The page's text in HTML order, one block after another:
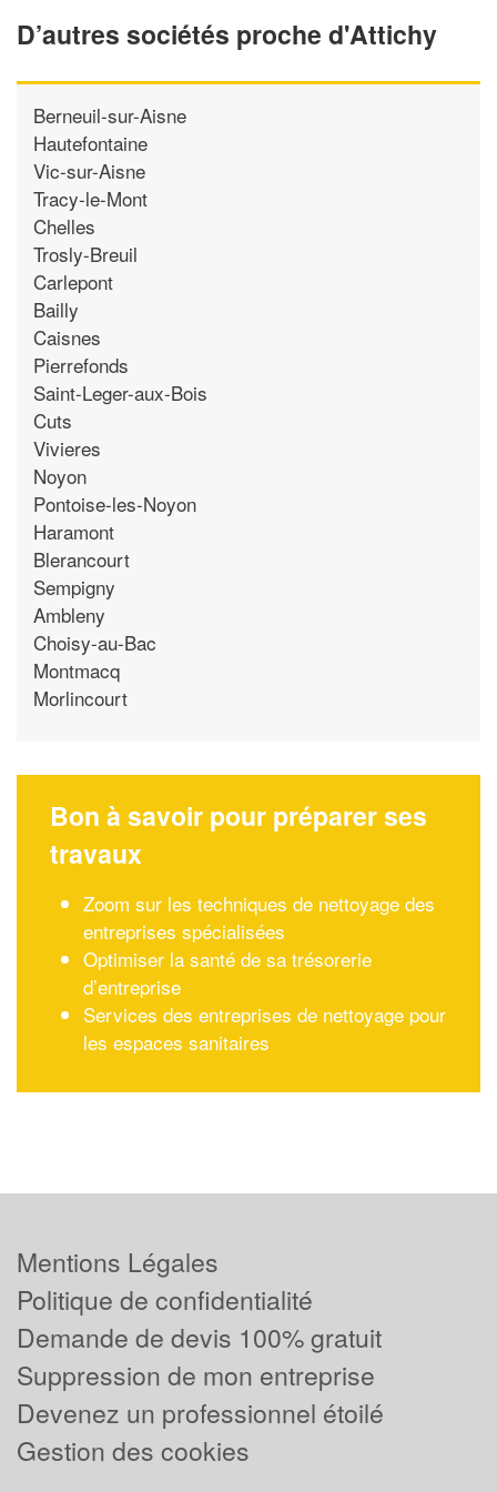
D’autres sociétés proche d'Attichy
Berneuil-sur-Aisne
Hautefontaine
Vic-sur-Aisne
Tracy-le-Mont
Chelles
Trosly-Breuil
Carlepont
Bailly
Caisnes
Pierrefonds
Saint-Leger-aux-Bois
Cuts
Vivieres
Noyon
Pontoise-les-Noyon
Haramont
Blerancourt
Sempigny
Ambleny
Choisy-au-Bac
Montmacq
Morlincourt
Bon à savoir pour préparer ses
travaux
Zoom sur les techniques de nettoyage des
entreprises spécialisées
Optimiser la santé de sa trésorerie
d’entreprise
Services des entreprises de nettoyage pour
les espaces sanitaires
Mentions Légales
Politique de confidentialité
Demande de devis 100% gratuit
Suppression de mon entreprise
Devenez un professionnel étoilé
Gestion des cookies